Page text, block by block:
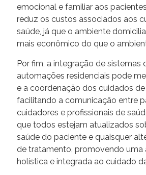
emocional e familiar aos
reduz os custos associados aos
saúde, já que o ambiente
mais econômico do que o
Por fim, a integração de sistemas
automações residenciais pode
e a coordenação dos cuidados de
facilitando a comunicação entre
cuidadores e profissionais de
que todos estejam atualizados
saúde do paciente e quaisquer
de tratamento, promovendo uma
holística e integrada ao cuidado